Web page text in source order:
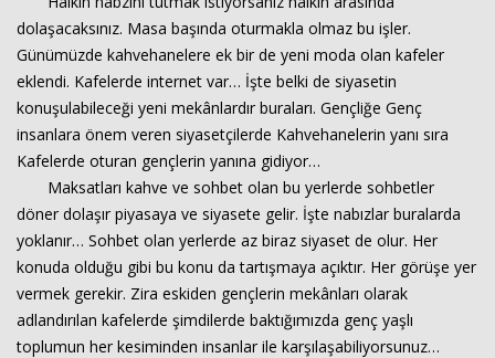
dolaşacaksınız. Masa başında oturmakla olmaz bu işler.
Günümüzde kahvehanelere ek bir de yeni moda olan kafeler
eklendi. Kafelerde internet var… İşte belki de siyasetin
konuşulabileceği yeni mekânlardır buraları. Gençliğe Genç
insanlara önem veren siyasetçilerde Kahvehanelerin yanı sıra
Kafelerde oturan gençlerin yanına gidiyor…
Maksatları kahve ve sohbet olan bu yerlerde sohbetler
döner dolaşır piyasaya ve siyasete gelir. İşte nabızlar buralarda
yoklanır… Sohbet olan yerlerde az biraz siyaset de olur. Her
konuda olduğu gibi bu konu da tartışmaya açıktır. Her görüşe yer
vermek gerekir. Zira eskiden gençlerin mekânları olarak
adlandırılan kafelerde şimdilerde baktığımızda genç yaşlı
toplumun her kesiminden insanlar ile karşılaşabiliyorsunuz…
Haberin Doğru Adresi.